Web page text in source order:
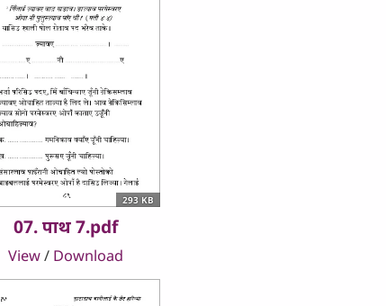
293 KB
07. पाथ 7.pdf
View/ Download